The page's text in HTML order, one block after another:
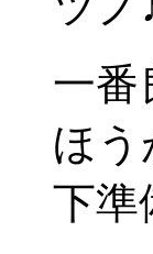
一番
ほう
下準